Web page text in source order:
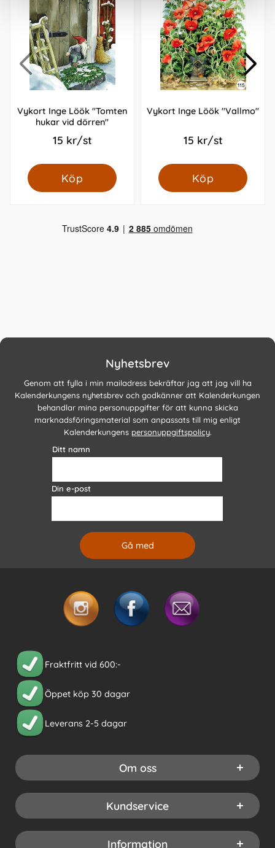
Vykort Inge Löök "Tomten
hukar vid dörren"
15 kr/st
Köp
Vykort Inge Löök "Vallmo"
15 kr/st
Köp
Nyhetsbrev
Genom att fylla i min mailadress bekräftar jag att jag vill ha
Kalenderkungens nyhetsbrev och godkänner att Kalenderkungen
behandlar mina personuppgifter för att kunna skicka
marknadsföringsmaterial som anpassats till mig enligt
Kalenderkungens personuppgiftspolicy.
Ditt namn
Din e-post
Fraktfritt vid 600:-
Öppet köp 30 dagar
Leverans 2-5 dagar
Om oss
Kundservice
Information